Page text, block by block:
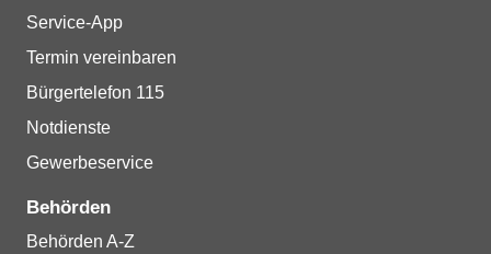
Service-App
Termin vereinbaren
Bürgertelefon 115
Notdienste
Gewerbeservice
Behörden
Behörden A-Z